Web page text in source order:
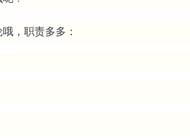
，职责多多：